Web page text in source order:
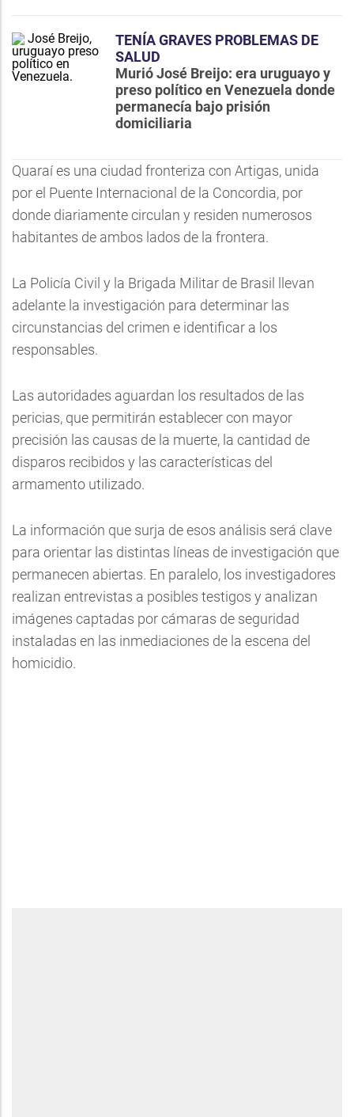
TENÍA GRAVES PROBLEMAS DE
SALUD
Murió José Breijo: era uruguayo y
preso político en Venezuela donde
permanecía bajo prisión
domiciliaria
Quaraí es una ciudad fronteriza con Artigas, unida
por el Puente Internacional de la Concordia, por
donde diariamente circulan y residen numerosos
habitantes de ambos lados de la frontera.
La Policía Civil y la Brigada Militar de Brasil llevan
adelante la investigación para determinar las
circunstancias del crimen e identificar a los
responsables.
Las autoridades aguardan los resultados de las
pericias, que permitirán establecer con mayor
precisión las causas de la muerte, la cantidad de
disparos recibidos y las características del
armamento utilizado.
La información que surja de esos análisis será clave
para orientar las distintas líneas de investigación que
permanecen abiertas. En paralelo, los investigadores
realizan entrevistas a posibles testigos y analizan
imágenes captadas por cámaras de seguridad
instaladas en las inmediaciones de la escena del
homicidio.